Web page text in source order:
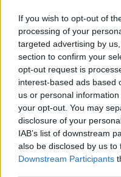
If you wish to opt-out of
processing of your
targeted advertising by
section to confirm your
opt-out request is
interest-based ads based
us or personal
your opt-out. You may
disclosure of your
IAB’s list of downstream
also be disclosed by us to
Downstream Participants
Cukinijų ir
kurio labai